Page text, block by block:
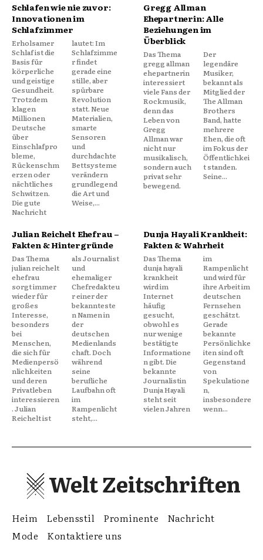
Schlafen wie nie zuvor:
Innovationen im
Schlafzimmer
Erholsamer
Schlaf ist die
Basis für
körperliche
und geistige
Gesundheit.
Trotzdem
klagen
Millionen
Deutsche
über
Einschlafpro
bleme,
Rückenschm
erzen oder
nächtliches
Schwitzen.
Die gute
Nachricht
lautet: Im
Schlafzimme
r findet
gerade eine
stille, aber
spürbare
Revolution
statt. Neue
Materialien,
smarte
Sensoren
und
durchdachte
Bettsysteme
verändern
grundlegend
die Art und
Weise,...
Gregg Allman
Ehepartnerin: Alle
Beziehungen im
Überblick
Das Thema
gregg allman
ehepartnerin
interessiert
viele Fans der
Rockmusik,
denn das
Leben von
Gregg
Allman war
nicht nur
musikalisch,
sondern auch
privat sehr
bewegend.
Der
legendäre
Musiker,
bekannt als
Mitglied der
The Allman
Brothers
Band, hatte
mehrere
Ehen, die oft
im Fokus der
Öffentlichkei
t standen.
Seine...
Julian Reichelt Ehefrau –
Fakten & Hintergründe
Das Thema
julian reichelt
ehefrau
sorgt immer
wieder für
großes
Interesse,
besonders
bei
Menschen,
die sich für
Medienpersö
nlichkeiten
und deren
Privatleben
interessieren
. Julian
Reichelt ist
als Journalist
und
ehemaliger
Chefredakteu
r einer der
bekannteste
n Namen in
der
deutschen
Medienlands
chaft. Doch
während
seine
berufliche
Laufbahn oft
im
Rampenlicht
steht,...
Dunja Hayali Krankheit:
Fakten & Wahrheit
Das Thema
dunja hayali
krankheit
wird im
Internet
häufig
gesucht,
obwohl es
nur wenige
bestätigte
Informatione
n gibt. Die
bekannte
Journalistin
Dunja Hayali
steht seit
vielen Jahren
im
Rampenlicht
und wird für
ihre Arbeit im
deutschen
Fernsehen
geschätzt.
Gerade
bekannte
Persönlichke
iten sind oft
Gegenstand
von
Spekulatione
n,
insbesondere
wenn...
Welt Zeitschriften
Heim Lebensstil Prominente
Nachricht
Mode
Kontaktiere uns